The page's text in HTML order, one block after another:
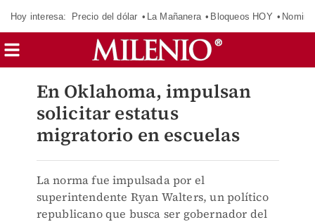
Hoy interesa: Precio del dólar La Mañanera Bloqueos HOY
En Oklahoma, impulsan
solicitar estatus
migratorio en escuelas
La norma fue impulsada por el
superintendente Ryan Walters, un político
republicano que busca ser gobernador del